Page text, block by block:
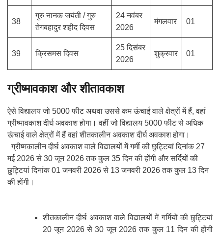
38
गुरु नानक जयंती / गुरु
तेगबहादुर शहीद दिवस
24 नवंबर
2026
मंगलवार 01
39 क्रिसमस दिवस
25 दिसंबर
2026
शुक्रवार 01
ग्रीष्मावकाश और शीतावकाश
ऐसे विद्यालय जो 5000 फीट अथवा उससे कम ऊंचाई वाले क्षेत्रों में हैं, वहां
ग्रीष्मावकाश दीर्घ अवकाश होगा। वहीं जो विद्यालय 5000 फीट से अधिक
ऊंचाई वाले क्षेत्रों में हैं वहां शीतकालीन अवकाश दीर्घ अवकाश होगा।
ग्रीष्मकालीन दीर्घ अवकाश वाले विद्यालयों में गर्मी की छुट्टियां दिनांक 27
मई 2026 से 30 जून 2026 तक कुल 35 दिन की होंगी और सर्दियों की
छुट्टियां दिनांक 01 जनवरी 2026 से 13 जनवरी 2026 तक कुल 13 दिन
की होंगी।
शीतकालीन दीर्घ अवकाश वाले विद्यालयों में गर्मियों की छुट्टियां
20 जून 2026 से 30 जून 2026 तक कुल 11 दिन की होंगी